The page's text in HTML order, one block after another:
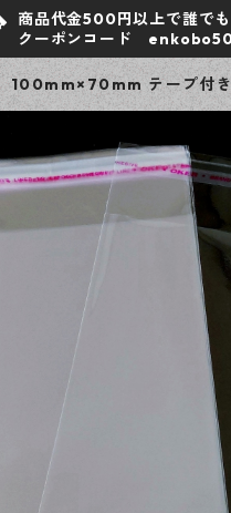
商品代金500円以上で誰で
クーポンコード
100mm×70mm テープ付
袋付き 100枚 ラッピング
ｎ工房